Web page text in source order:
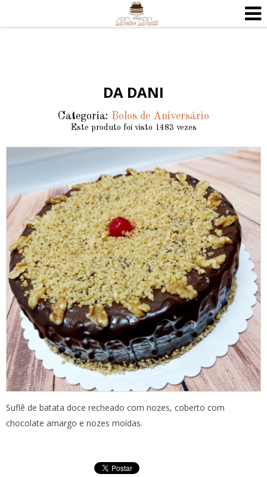
DA DANI
Categoria: Bolos de Aniversário
Este produto foi visto 1483 vezes
Suflê de batata doce recheado com nozes, coberto com
chocolate amargo e nozes moídas.